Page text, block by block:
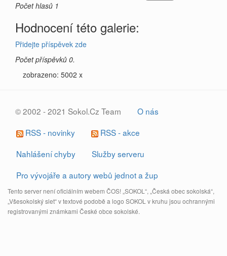
Počet hlasů 1
Hodnocení této galerie:
Přidejte příspěvek zde
Počet příspěvků 0.
zobrazeno: 5002 x
© 2002 - 2021 Sokol.Cz Team
O nás
RSS - novinky
RSS - akce
Nahlášení chyby
Služby serveru
Pro vývojáře a autory webů jednot a žup
Tento server není oficiálním webem ČOS! „SOKOL“, „Česká obec sokolská“,
„Všesokolský slet“ v textové podobě a logo SOKOL v kruhu jsou ochrannými
registrovanými známkami České obce sokolské.